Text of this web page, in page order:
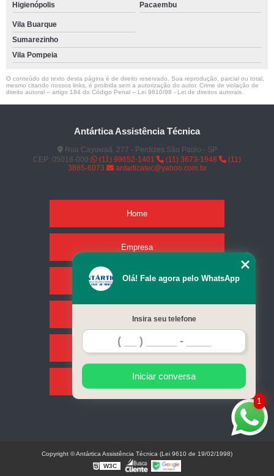
Higienópolis Pacaembu
Vila Buarque
Sumarezinho
Vila Pompeia
O conteúdo do texto desta página é de direito reservado. Sua reprodução, parcial ou total,
mesmo citando nossos links, é proibida sem a autorização do autor. Crime de violação de
direito autoral – artigo 184 do Código Penal – Lei 9610/98 - Lei de direitos autorais
Antártica Assistência Técnica
Rua Cayowaá, 277 - Perdizes São Paulo - SP
CEP: 05018-000
(11) 99652-1401 (11) 3673-1948
(11)
3865-6073
antarticatec@yahoo.com.br
Home
Empresa
Missão
Serviços
Contato
Mapa do site
1
Olá! Fale agora pelo WhatsApp
Insira seu telefone
Iniciar conversa
Copyright © Antártica Assistência Técnica (Lei 9610 de 19/02/1998)
W3C